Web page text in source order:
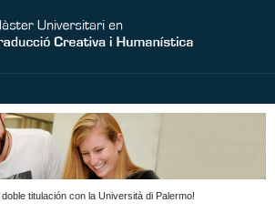
titulación con la Università di Palermo!